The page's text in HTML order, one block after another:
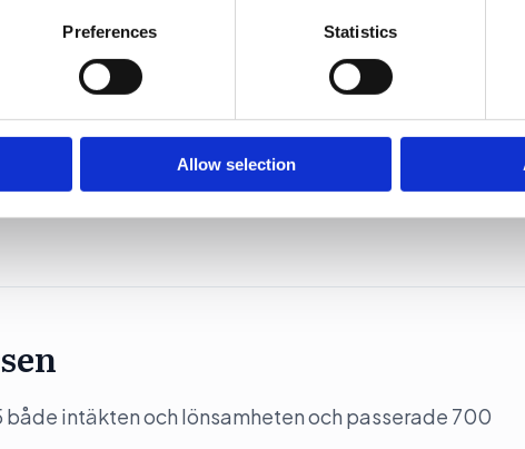
site with our social media, advertising and analytics partners
to them or that they’ve collected from your use of their
Preferences Statistics
Allow selection
vinsten under 2025.
intäkten och lönsamheten och passerade 700